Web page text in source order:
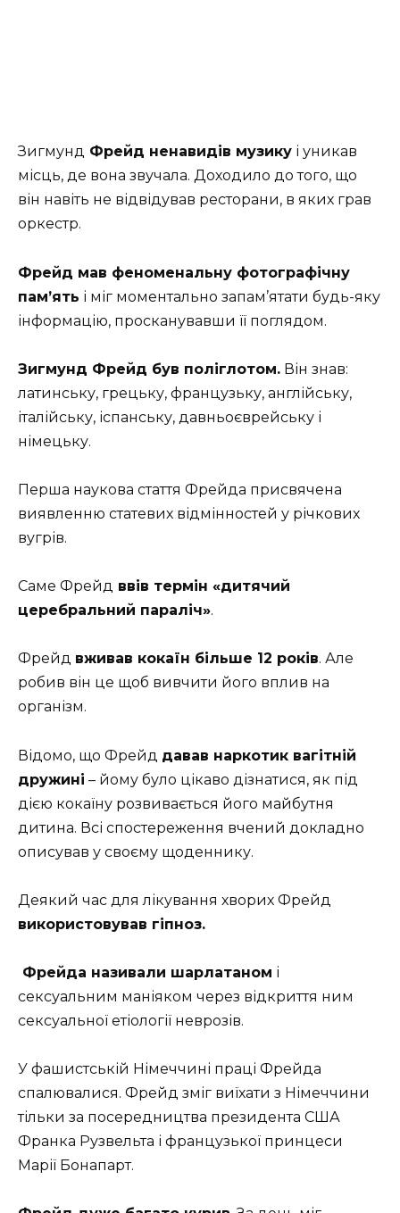
Зигмунд Фрейд ненавидів музику і уникав
місць, де вона звучала. Доходило до того, що
він навіть не відвідував ресторани, в яких грав
оркестр.
Фрейд мав феноменальну фотографічну
пам’ять і міг моментально запам’ятати будь-яку
інформацію, просканувавши її поглядом.
Зигмунд Фрейд був поліглотом. Він знав:
латинську, грецьку, французьку, англійську,
італійську, іспанську, давньоєврейську і
німецьку.
Перша наукова стаття Фрейда присвячена
виявленню статевих відмінностей у річкових
вугрів.
Саме Фрейд ввів термін «дитячий
церебральний параліч».
Фрейд вживав кокаїн більше 12 років. Але
робив він це щоб вивчити його вплив на
організм.
Відомо, що Фрейд давав наркотик вагітній
дружині – йому було цікаво дізнатися, як під
дією кокаїну розвивається його майбутня
дитина. Всі спостереження вчений докладно
описував у своєму щоденнику.
Деякий час для лікування хворих Фрейд
використовував гіпноз.
Фрейда називали шарлатаном і
сексуальним маніяком через відкриття ним
сексуальної етіології неврозів.
У фашистській Німеччині праці Фрейда
спалювалися. Фрейд зміг виїхати з Німеччини
тільки за посередництва президента США
Франка Рузвельта і французької принцеси
Марії Бонапарт.